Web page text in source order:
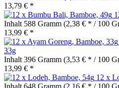
13,79 € *
Inhalt 588 Gramm (2,38 € * / 100
13,99 € *
33g
Inhalt 396 Gramm (3,53 € * / 100
13,99 € *
12 x
Inhalt 648 Gramm (2,16 € * / 100